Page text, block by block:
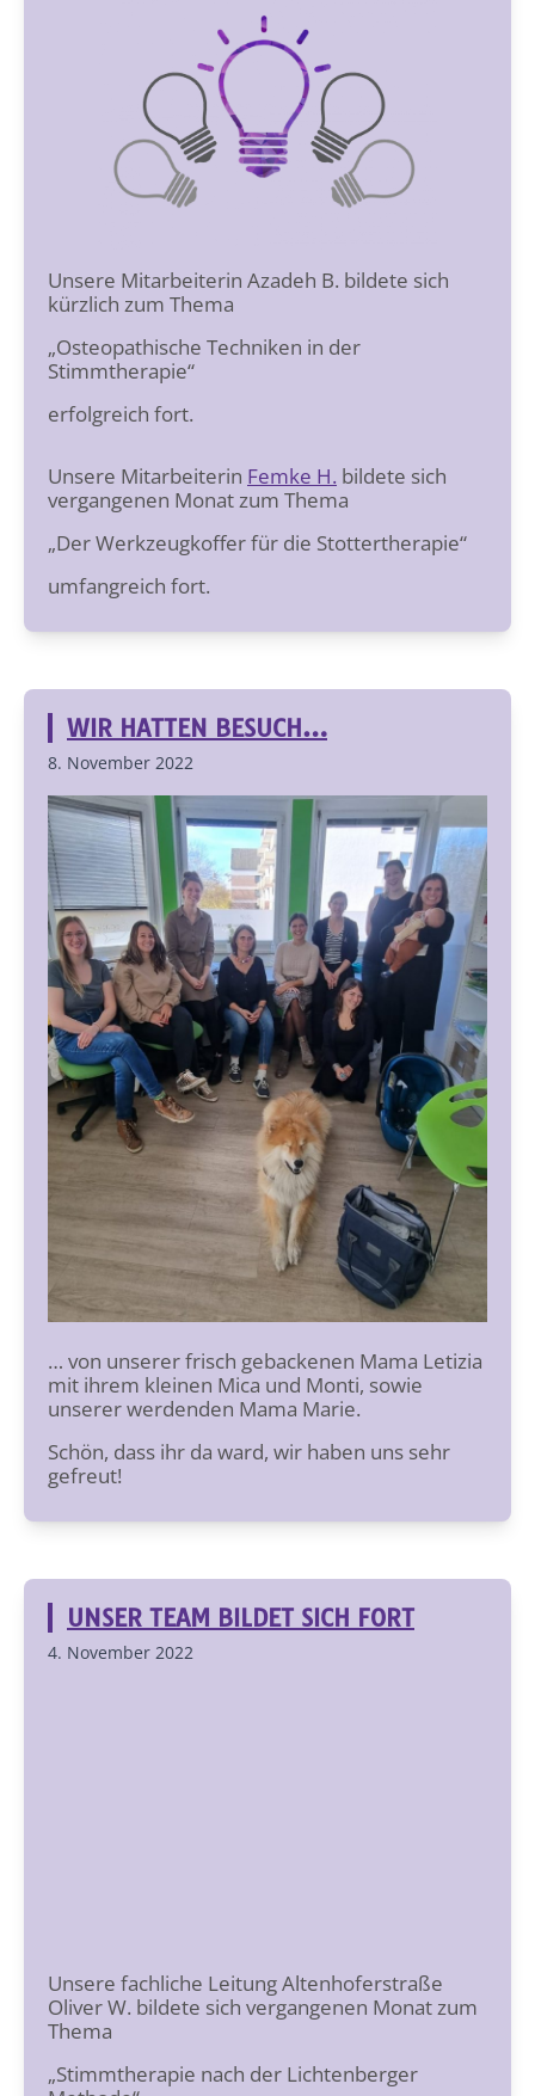
Unsere Mitarbeiterin Azadeh B. bildete sich
kürzlich zum Thema
„Osteopathische Techniken in der
Stimmtherapie“
erfolgreich fort.
Unsere Mitarbeiterin Femke H. bildete sich
vergangenen Monat zum Thema
„Der Werkzeugkoffer für die Stottertherapie“
umfangreich fort.
WIR HATTEN BESUCH…
8. November 2022
… von unserer frisch gebackenen Mama Letizia
mit ihrem kleinen Mica und Monti, sowie
unserer werdenden Mama Marie.
Schön, dass ihr da ward, wir haben uns sehr
gefreut!
UNSER TEAM BILDET SICH FORT
4. November 2022
Unsere fachliche Leitung Altenhoferstraße
Oliver W. bildete sich vergangenen Monat zum
Thema
„Stimmtherapie nach der Lichtenberger